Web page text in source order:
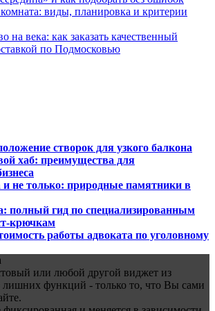
виды, планировка и критерии
на века: как заказать качественный
по Подмосковью
створок для узкого балкона
хаб: преимущества для
не только: природные памятники в
полный гид по специализированным
крючкам
работы адвоката по уголовному
или любой другой виджет из
функций - только то, что Вы сами